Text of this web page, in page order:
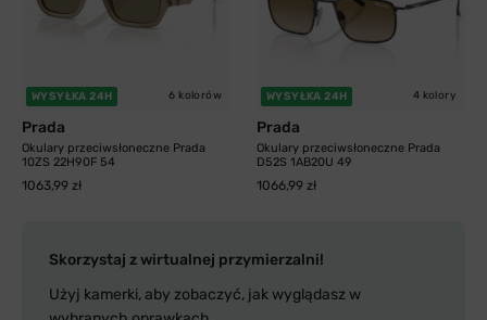
WYSYŁKA 24H 6 kolorów
Prada
Okulary przeciwsłoneczne Prada
10ZS 22H90F 54
1063,99 zł
WYSYŁKA 24H 4 kolory
Prada
Okulary przeciwsłoneczne Prada
D52S 1AB20U 49
1066,99 zł
Skorzystaj z wirtualnej przymierzalni!
Użyj kamerki, aby zobaczyć, jak wyglądasz w